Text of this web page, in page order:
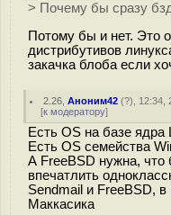
> Почему бы сразу
Потому бы и нет. Это
дистрибутивов
закачка блоба если
2.26 ,Аноним42 (?), 12:34,
[к модератору]
Есть OS на базе ядра
Есть OS семейства
А FreeBSD нужна, что
впечатлить
Sendmail и FreeBSD,
Маккасика